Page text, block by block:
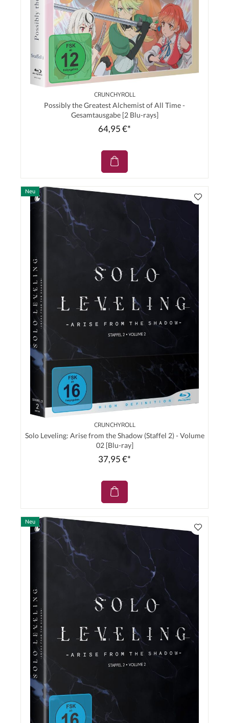
CRUNCHYROLL
Possibly the Greatest Alchemist of All Time -
Gesamtausgabe [2 Blu-rays]
64,95 €*
Neu
CRUNCHYROLL
Solo Leveling: Arise from the Shadow (Staffel 2) - Volume
02 [Blu-ray]
37,95 €*
Neu